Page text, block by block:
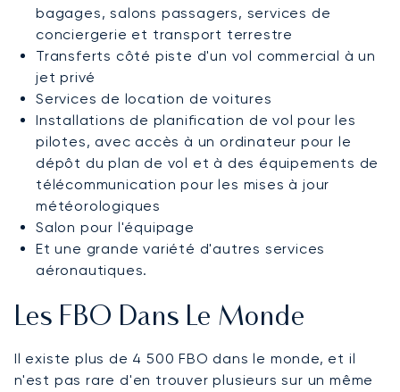
bagages, salons passagers, services de
conciergerie et transport terrestre
Transferts côté piste d'un vol commercial à un
jet privé
Services de location de voitures
Installations de planification de vol pour les
pilotes, avec accès à un ordinateur pour le
dépôt du plan de vol et à des équipements de
télécommunication pour les mises à jour
météorologiques
Salon pour l'équipage
Et une grande variété d'autres services
aéronautiques.
Les FBO Dans Le Monde
Il existe plus de 4 500 FBO dans le monde, et il
n'est pas rare d'en trouver plusieurs sur un même